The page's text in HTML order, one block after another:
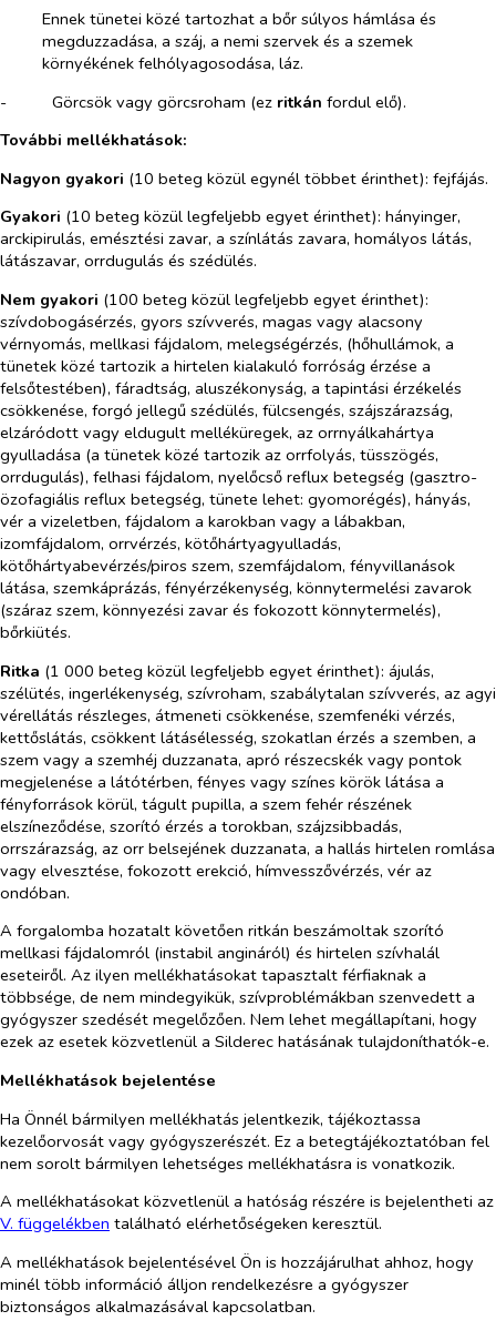
Ennek tünetei közé tartozhat a bőr súlyos hámlása és
megduzzadása, a száj, a nemi szervek és a szemek
környékének felhólyagosodása, láz.
-​
Görcsök vagy görcsroham (ez ritkán fordul elő).
További mellékhatások:
Nagyon gyakori (10 beteg közül egynél többet érinthet): fejfájás.
Gyakori (10 beteg közül legfeljebb egyet érinthet): hányinger,
arckipirulás, emésztési zavar, a színlátás zavara, homályos látás,
látászavar, orrdugulás és szédülés.
Nem gyakori (100 beteg közül legfeljebb egyet érinthet):
szívdobogásérzés, gyors szívverés, magas vagy alacsony
vérnyomás, mellkasi fájdalom, melegségérzés, (hőhullámok, a
tünetek közé tartozik a hirtelen kialakuló forróság érzése a
felsőtestében), fáradtság, aluszékonyság, a tapintási érzékelés
csökkenése, forgó jellegű szédülés, fülcsengés, szájszárazság,
elzáródott vagy eldugult melléküregek, az orrnyálkahártya
gyulladása (a tünetek közé tartozik az orrfolyás, tüsszögés,
orrdugulás), felhasi fájdalom, nyelőcső reflux betegség (gasztro-
özofagiális reflux betegség, tünete lehet: gyomorégés), hányás,
vér a vizeletben, fájdalom a karokban vagy a lábakban,
izomfájdalom, orrvérzés, kötőhártyagyulladás,
kötőhártyabevérzés/piros szem, szemfájdalom, fényvillanások
látása, szemkáprázás, fényérzékenység, könnytermelési zavarok
(száraz szem, könnyezési zavar és fokozott könnytermelés),
bőrkiütés.
Ritka (1 000 beteg közül legfeljebb egyet érinthet): ájulás,
szélütés, ingerlékenység, szívroham, szabálytalan szívverés, az agyi
vérellátás részleges, átmeneti csökkenése, szemfenéki vérzés,
kettőslátás, csökkent látásélesség, szokatlan érzés a szemben, a
szem vagy a szemhéj duzzanata, apró részecskék vagy pontok
megjelenése a látótérben, fényes vagy színes körök látása a
fényforrások körül, tágult pupilla, a szem fehér részének
elszíneződése, szorító érzés a torokban, szájzsibbadás,
orrszárazság, az orr belsejének duzzanata, a hallás hirtelen romlása
vagy elvesztése, fokozott erekció, hímvesszővérzés, vér az
ondóban.
A forgalomba hozatalt követően ritkán beszámoltak szorító
mellkasi fájdalomról (instabil angináról) és hirtelen szívhalál
eseteiről. Az ilyen mellékhatásokat tapasztalt férfiaknak a
többsége, de nem mindegyikük, szívproblémákban szenvedett a
gyógyszer szedését megelőzően. Nem lehet megállapítani, hogy
ezek az esetek közvetlenül a Silderec hatásának tulajdoníthatók-e.
Mellékhatások bejelentése
Ha Önnél bármilyen mellékhatás jelentkezik, tájékoztassa
kezelőorvosát vagy gyógyszerészét. Ez a betegtájékoztatóban fel
nem sorolt bármilyen lehetséges mellékhatásra is vonatkozik.
A mellékhatásokat közvetlenül a hatóság részére is bejelentheti az
V. függelékben található elérhetőségeken keresztül.
A mellékhatások bejelentésével Ön is hozzájárulhat ahhoz, hogy
minél több információ álljon rendelkezésre a gyógyszer
biztonságos alkalmazásával kapcsolatban.